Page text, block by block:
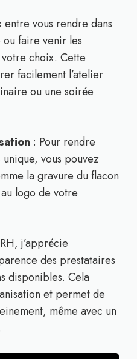
entre vous rendre dans
faire venir les
choix. Cette
facilement l’atelier
ou une soirée
: Pour rendre
vous pouvez
la gravure du flacon
au logo de votre
j’apprécie
des prestataires
disponibles. Cela
et permet de
même avec un